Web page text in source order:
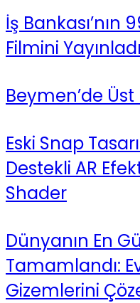
İş Bankası’nın
Filmini Yayınladı
Beymen’de
Eski Snap
Destekli AR
Shader
Dünyanın En
Tamamlandı:
Gizemlerini